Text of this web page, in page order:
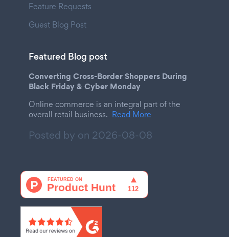
Feature Requests
Guest Blog Post
Featured Blog post
Converting Cross-Border Shoppers During
Black Friday & Cyber Monday
Online commerce is an integral part of the
overall retail business. Read More
Posted by on 2026-08-08